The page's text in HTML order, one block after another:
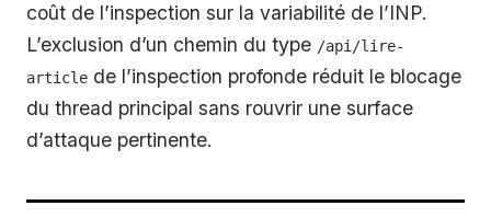
coût de l’inspection sur la variabilité de l’INP.
L’exclusion d’un chemin du type /api/lire-
article de l’inspection profonde réduit le blocage
du thread principal sans rouvrir une surface
d’attaque pertinente.